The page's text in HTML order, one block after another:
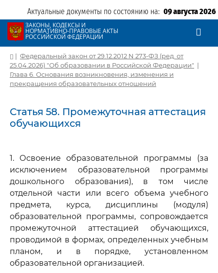
Актуальные документы по состоянию на: 09 августа 2026
ЗАКОНЫ, КОДЕКСЫ И
НОРМАТИВНО-ПРАВОВЫЕ АКТЫ
РОССИЙСКОЙ ФЕДЕРАЦИИ
| Федеральный закон от 29.12.2012 N 273-ФЗ (ред. от
25.04.2026) "Об образовании в Российской Федерации" |
Глава 6. Основания возникновения, изменения и
прекращения образовательных отношений
Статья 58. Промежуточная аттестация
обучающихся
1. Освоение образовательной программы (за
исключением образовательной программы
дошкольного образования), в том числе
отдельной части или всего объема учебного
предмета, курса, дисциплины (модуля)
образовательной программы, сопровождается
промежуточной аттестацией обучающихся,
проводимой в формах, определенных учебным
планом, и в порядке, установленном
образовательной организацией.